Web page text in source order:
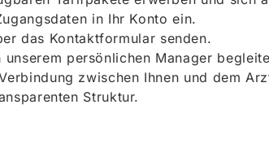
in Ihr Konto ein.
das Kontaktformular senden.
persönlichen Manager
zwischen Ihnen und dem
Struktur.